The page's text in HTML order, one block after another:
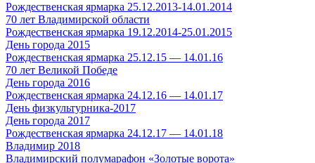
Рождественская ярмарка 25.12.2013-14.01.2014
70 лет Владимирской области
Рождественская ярмарка 19.12.2014-25.01.2015
День города 2015
Рождественская ярмарка 25.12.15 — 14.01.16
70 лет Великой Победе
День города 2016
Рождественская ярмарка 24.12.16 — 14.01.17
День физкультурника-2017
День города 2017
Рождественская ярмарка 24.12.17 — 14.01.18
Владимир 2018
Владимирский полумарафон «Золотые ворота»